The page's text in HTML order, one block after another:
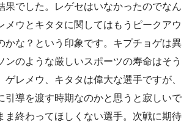
果でした。レゲセはいなかったのでなん
メウとキタタに関してはもうピークアウ
かな？という印象です。キプチョゲは異
ンのような厳しいスポーツの寿命はそう
ゲレメウ、キタタは偉大な選手ですが、
引導を渡す時期なのかと思うと寂しいで
ま終わってほしくない選手。次戦に期待